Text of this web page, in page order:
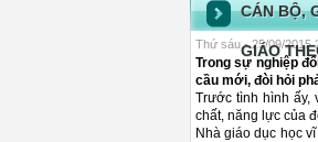
CÁN BỘ,
GIÁO
Thứ sáu - 25/09/2015
Trong sự nghiệp
cầu mới, đòi hỏi
Trước tình hình ấy,
chất, năng lực của
Nhà giáo dục học